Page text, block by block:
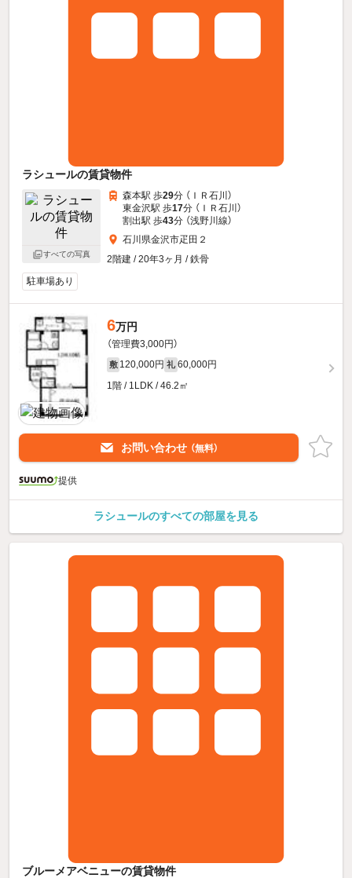
ラシュールの賃貸物件
すべての写真
森本駅 歩29分 （ＩＲ石川）
東金沢駅 歩17分 （ＩＲ石川）
割出駅 歩43分 （浅野川線）
石川県金沢市疋田２
2階建 / 20年3ヶ月 / 鉄骨
駐車場あり
6万円
（管理費3,000円）
敷 120,000円 礼 60,000円
1階 / 1LDK / 46.2㎡
お問い合わせ （無料）
提供
ラシュールのすべての部屋を見る
ブルーメアベニューの賃貸物件